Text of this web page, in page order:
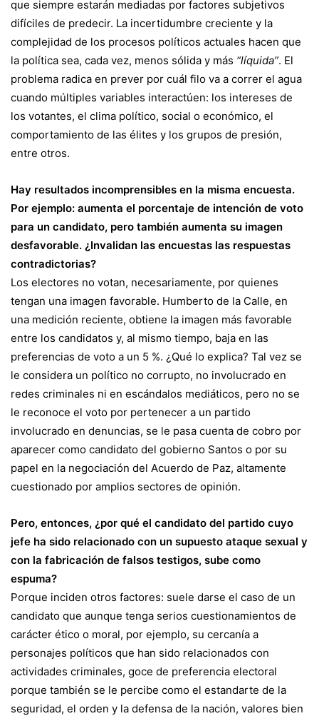
que siempre estarán mediadas por factores subjetivos
difíciles de predecir. La incertidumbre creciente y la
complejidad de los procesos políticos actuales hacen que
la política sea, cada vez, menos sólida y más “líquida”. El
problema radica en prever por cuál filo va a correr el agua
cuando múltiples variables interactúen: los intereses de
los votantes, el clima político, social o económico, el
comportamiento de las élites y los grupos de presión,
entre otros.
Hay resultados incomprensibles en la misma encuesta.
Por ejemplo: aumenta el porcentaje de intención de voto
para un candidato, pero también aumenta su imagen
desfavorable. ¿Invalidan las encuestas las respuestas
contradictorias?
Los electores no votan, necesariamente, por quienes
tengan una imagen favorable. Humberto de la Calle, en
una medición reciente, obtiene la imagen más favorable
entre los candidatos y, al mismo tiempo, baja en las
preferencias de voto a un 5 %. ¿Qué lo explica? Tal vez se
le considera un político no corrupto, no involucrado en
redes criminales ni en escándalos mediáticos, pero no se
le reconoce el voto por pertenecer a un partido
involucrado en denuncias, se le pasa cuenta de cobro por
aparecer como candidato del gobierno Santos o por su
papel en la negociación del Acuerdo de Paz, altamente
cuestionado por amplios sectores de opinión.
Pero, entonces, ¿por qué el candidato del partido cuyo
jefe ha sido relacionado con un supuesto ataque sexual y
con la fabricación de falsos testigos, sube como
espuma?
Porque inciden otros factores: suele darse el caso de un
candidato que aunque tenga serios cuestionamientos de
carácter ético o moral, por ejemplo, su cercanía a
personajes políticos que han sido relacionados con
actividades criminales, goce de preferencia electoral
porque también se le percibe como el estandarte de la
seguridad, el orden y la defensa de la nación, valores bien